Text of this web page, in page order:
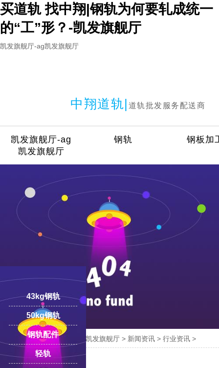
买道轨 找中翔|钢轨为何要轧成统一
的“工”形？-凯发旗舰厅
凯发旗舰厅-ag凯发旗舰厅
中翔道轨| 道轨批发服务配送商
线: 18100332293
凯发旗舰厅-ag
凯发旗舰厅
钢轨 钢板加
您的位置：凯发旗舰厅-ag凯发旗舰厅 > 新闻资讯 > 行业资讯 >
43kg钢轨
50kg钢轨
钢轨配件
轻轨